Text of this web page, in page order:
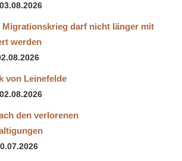
03.08.2026
darf nicht länger mit
werden
von Leinefelde
02.08.2026
den verlorenen